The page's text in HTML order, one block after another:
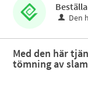
Den
Med den här
tömning av